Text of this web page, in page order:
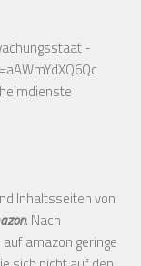
-
Inhaltsseiten von
. Nach
amazon geringe